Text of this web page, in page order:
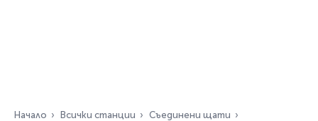
Начало Всички станции
Съединени щати